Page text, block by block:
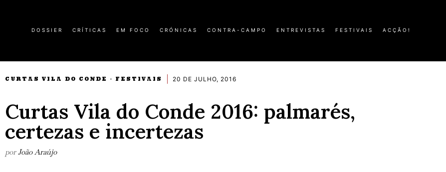
DOSSIER CRÍTICAS EM FOCO CRÓNICAS CONTRA-CAMPO ENTREVISTAS FESTIVAIS ACÇÃO!
CURTAS VILA DO CONDE · FESTIVAIS 20 DE JULHO, 2016
Curtas Vila do Conde 2016: palmarés,
certezas e incertezas
porJoão Araújo